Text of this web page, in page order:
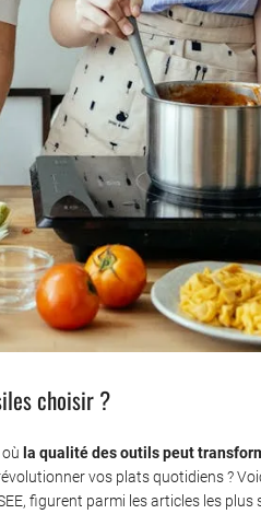
choisir ?
la qualité des outils peut
vos plats quotidiens ?
figurent parmi les articles les